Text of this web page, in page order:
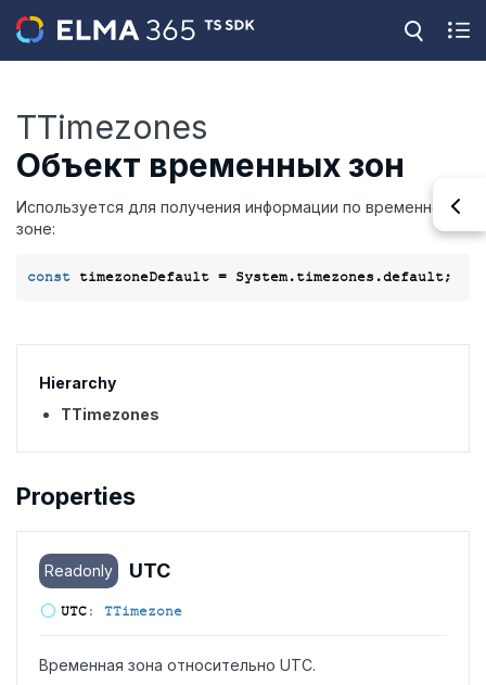
TTimezones
Объект временных зон
Используется для получения информации по временной
зоне:
const
Hierarchy
TTimezones
Properties
Readonly UTC
UTC: TTimezone
Временная зона относительно UTC.